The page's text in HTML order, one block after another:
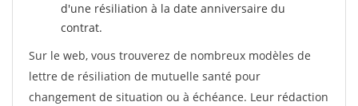
d'une résiliation à la date anniversaire du
contrat.
Sur le web, vous trouverez de nombreux modèles de
lettre de résiliation de mutuelle santé pour
changement de situation ou à échéance. Leur rédaction